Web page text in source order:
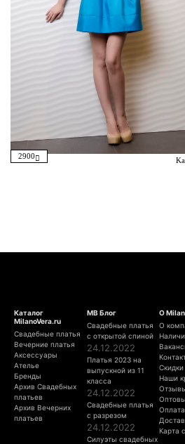
2900
Каталог
MilanoVera.ru
Свадебные платья
Вечерние платья
Аксессуары
Ателье
Бренды
Архив Свадебных
платьев
Архив Вечерних
платьев
МВ Блог
Свадебные платья
с открытой спиной
24.12.2022
Платья 2023 на
выпускной из 11
класса
24.12.2022
Свадебные платья
с разрезом
24.12.2022
Силуэты свадебных
О
О
Скидки
Наши
Оплата
Карта